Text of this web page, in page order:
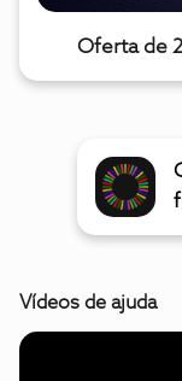
Oferta de
Vídeos de ajuda